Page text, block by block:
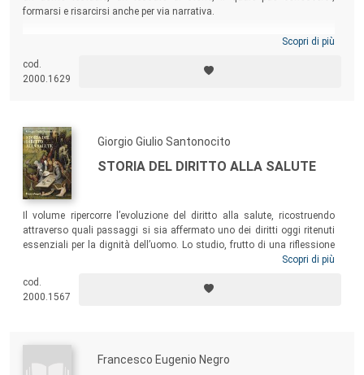
formarsi e risarcirsi anche per via narrativa.
Scopri di più
cod.
2000.1629
Giorgio Giulio Santonocito
STORIA DEL DIRITTO ALLA SALUTE
Il volume ripercorre l’evoluzione del diritto alla salute, ricostruendo
attraverso quali passaggi si sia affermato uno dei diritti oggi ritenuti
essenziali per la dignità dell’uomo. Lo studio, frutto di una riflessione
, si rivolge a tutti coloro che – cultori della
studenti o semplici cittadini –, oggi più che mai, ritengono che il diritto
alla salute – e il Sistema Sanitario Nazionale, che di esso è figlio – sia
Scopri di più
cod.
2000.1567
Francesco Eugenio Negro